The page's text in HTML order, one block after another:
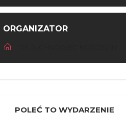
ORGANIZATOR
POLEĆ TO WYDARZENIE